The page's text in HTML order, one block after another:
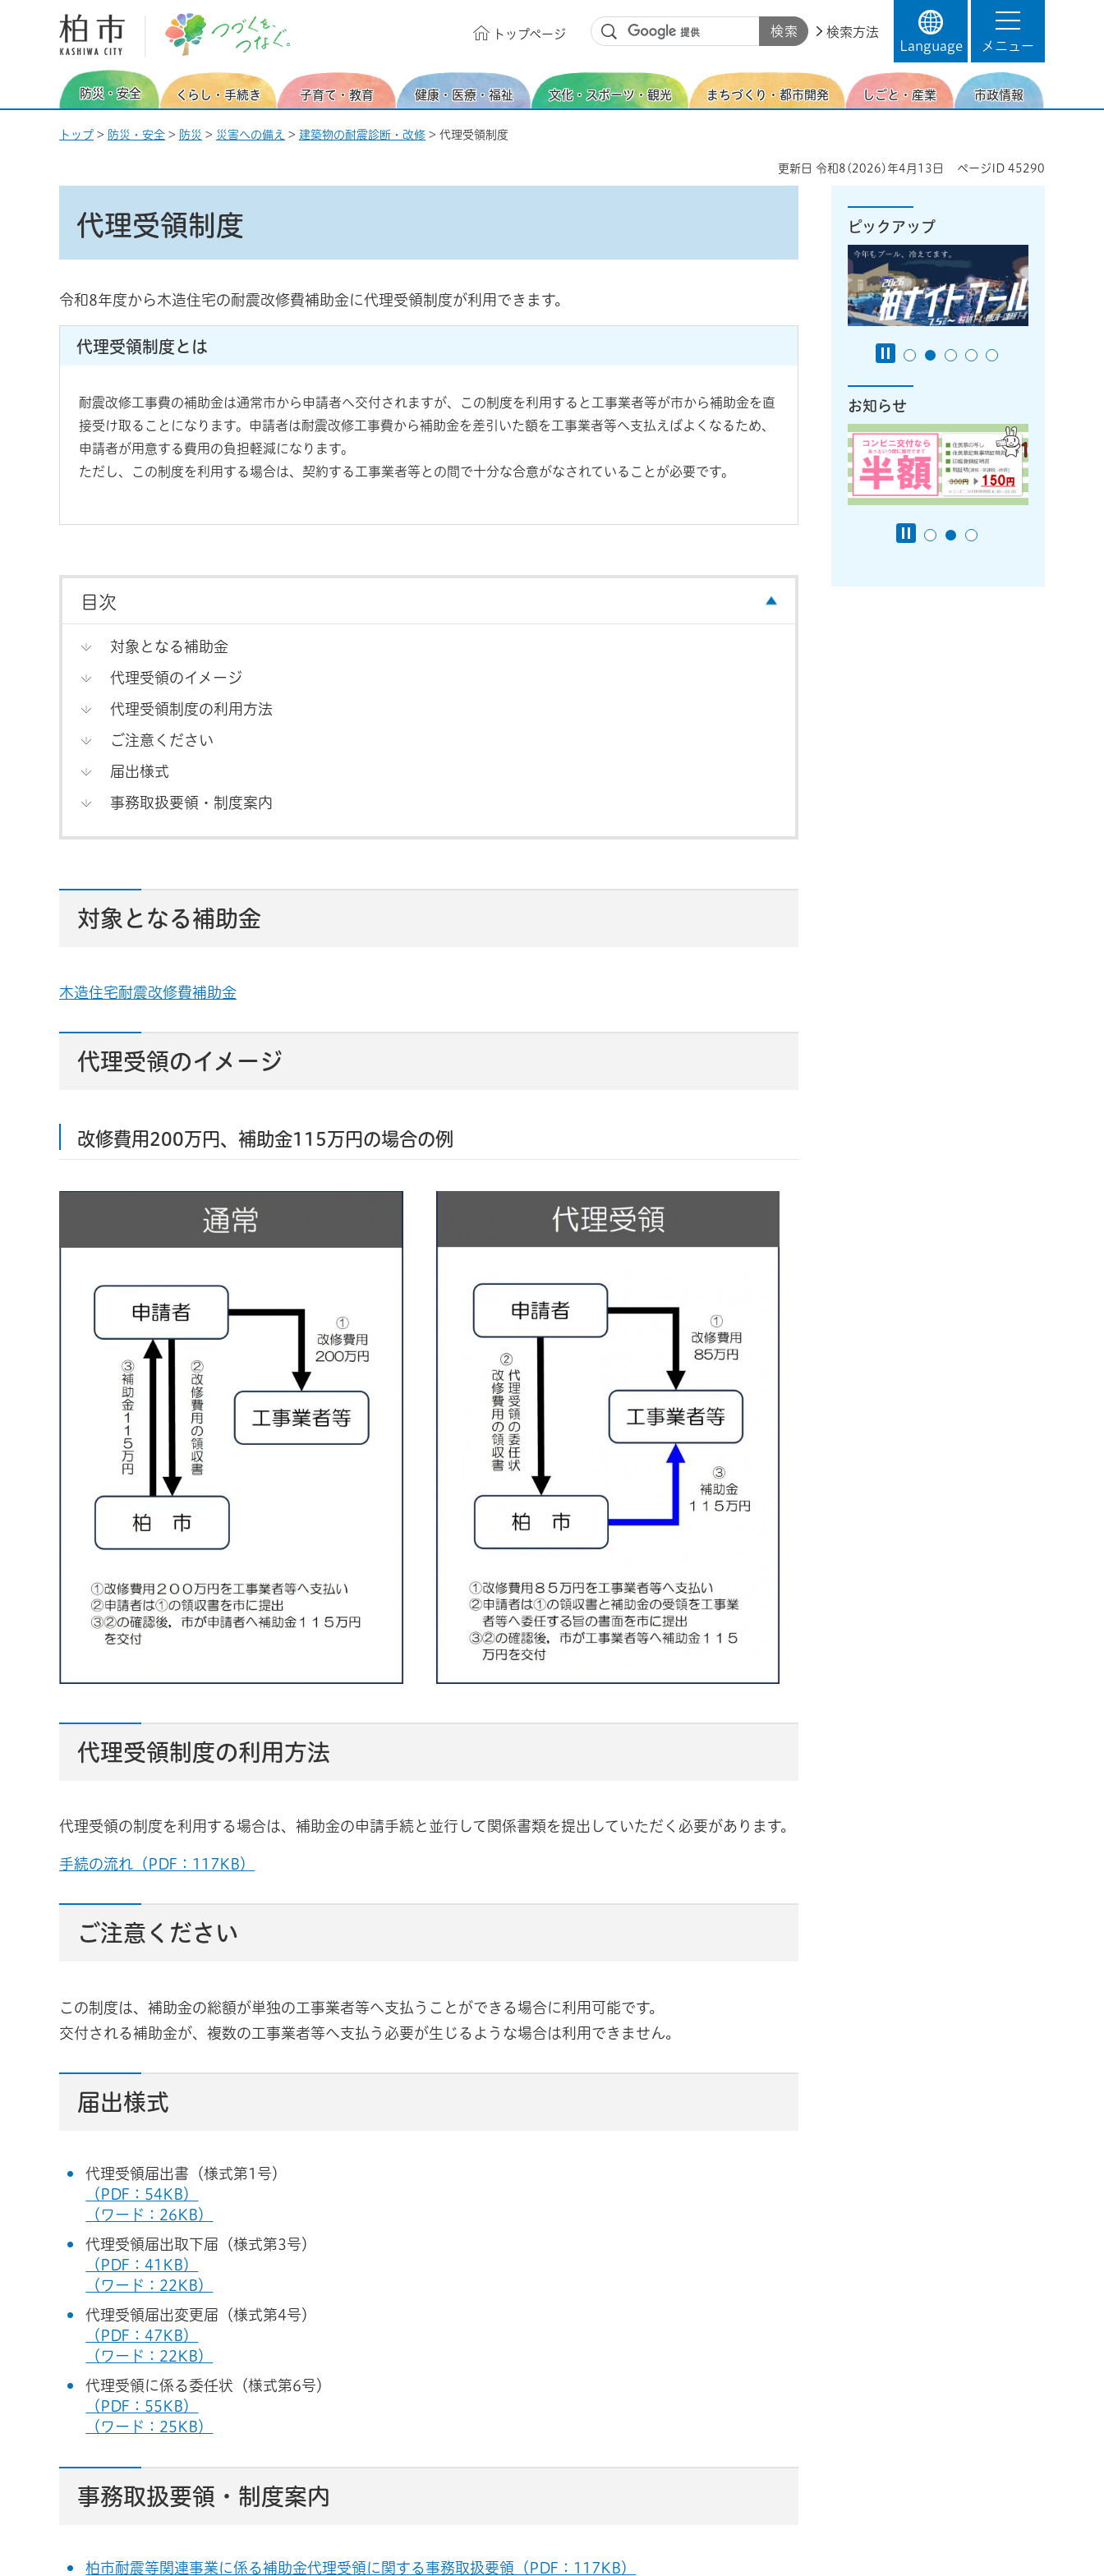
柏市 つづくを、つなぐ。
トップページ
検索方法
Language
メニュー
防災・安全 くらし・手続き 子育て・教育 健康・医療・福祉 文化・スポーツ・観光 まちづくり・都市開発 しごと・産業 市政情報
トップ > 防災・安全 > 防災 > 災害への備え > 建築物の耐震診断・改修 > 代理受領制度
更新日 令和8(2026)年4月13日 ページID 45290
代理受領制度
令和8年度から木造住宅の耐震改修費補助金に代理受領制度が利用できます。
代理受領制度とは
耐震改修工事費の補助金は通常市から申請者へ交付されますが、この制度を利用すると工事業者等が市から補助金を直
接受け取ることになります。申請者は耐震改修工事費から補助金を差引いた額を工事業者等へ支払えばよくなるため、
申請者が用意する費用の負担軽減になります。
ただし、この制度を利用する場合は、契約する工事業者等との間で十分な合意がなされていることが必要です。
目次
対象となる補助金
代理受領のイメージ
代理受領制度の利用方法
ご注意ください
届出様式
事務取扱要領・制度案内
対象となる補助金
木造住宅耐震改修費補助金
代理受領のイメージ
改修費用200万円、補助金115万円の場合の例
代理受領制度の利用方法
代理受領の制度を利用する場合は、補助金の申請手続と並行して関係書類を提出していただく必要があります。
手続の流れ（PDF：117KB）
ご注意ください
この制度は、補助金の総額が単独の工事業者等へ支払うことができる場合に利用可能です。
交付される補助金が、複数の工事業者等へ支払う必要が生じるような場合は利用できません。
届出様式
代理受領届出書（様式第1号）
（PDF：54KB）
（ワード：26KB）
​​​​代理受領届出取下届（様式第3号）
（PDF：41KB）
（ワード：22KB）
代理受領届出変更届（様式第4号）
（PDF：47KB）
（ワード：22KB）
代理受領に係る委任状（様式第6号）
（PDF：55KB）
（ワード：25KB）
事務取扱要領・制度案内
柏市耐震等関連事業に係る補助金代理受領に関する事務取扱要領（PDF：117KB）
ピックアップ
お知らせ